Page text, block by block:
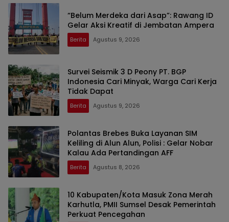
“Belum Merdeka dari Asap”: Rawang ID
Gelar Aksi Kreatif di Jembatan Ampera
Berita Agustus 9, 2026
Survei Seismik 3 D Peony PT. BGP
Indonesia Cari Minyak, Warga Cari Kerja
Tidak Dapat
Berita Agustus 9, 2026
Polantas Brebes Buka Layanan SIM
Keliling di Alun Alun, Polisi : Gelar Nobar
Kalau Ada Pertandingan AFF
Berita Agustus 8, 2026
10 Kabupaten/Kota Masuk Zona Merah
Karhutla, PMII Sumsel Desak Pemerintah
Perkuat Pencegahan